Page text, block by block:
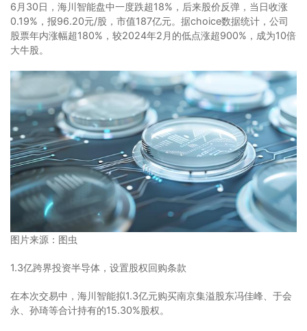
6月30日，海川智能盘中一度跌超18%，后来股价反弹，当日收涨
0.19%，报96.20元/股，市值187亿元。据choice数据统计，公司
股票年内涨幅超180%，较2024年2月的低点涨超900%，成为10倍
大牛股。
图片来源：图虫
1.3亿跨界投资半导体，设置股权回购条款
在本次交易中，海川智能拟1.3亿元购买南京集溢股东冯佳峰、于会
永、孙琦等合计持有的15.30%股权。